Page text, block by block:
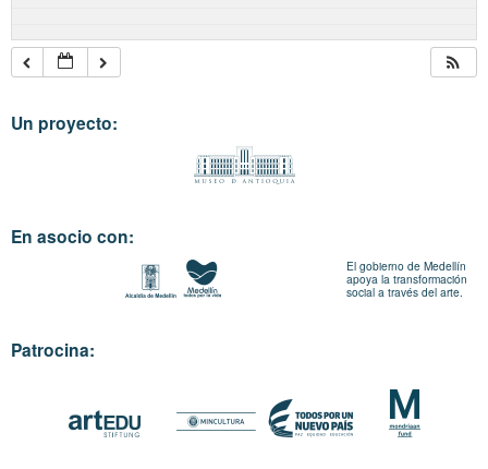
Un proyecto:
En asocio con:
El gobierno de Medellín
apoya la transformación
social a través del arte.
Patrocina: